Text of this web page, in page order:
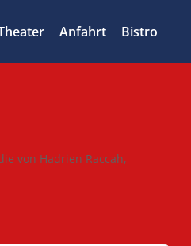
Anfahrt Bistro
von Hadrien Raccah,